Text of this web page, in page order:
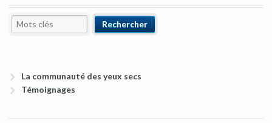
La communauté des yeux secs
Témoignages